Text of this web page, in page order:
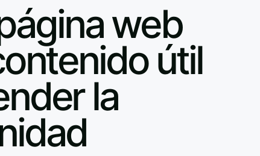
web
útil
la